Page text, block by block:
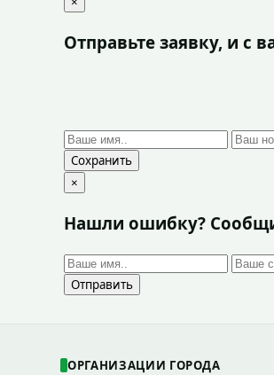
Отправьте заявку, и с
Сохранить
×
Нашли ошибку?
Отправить
ОРГАНИЗАЦИИ ГОРОДА